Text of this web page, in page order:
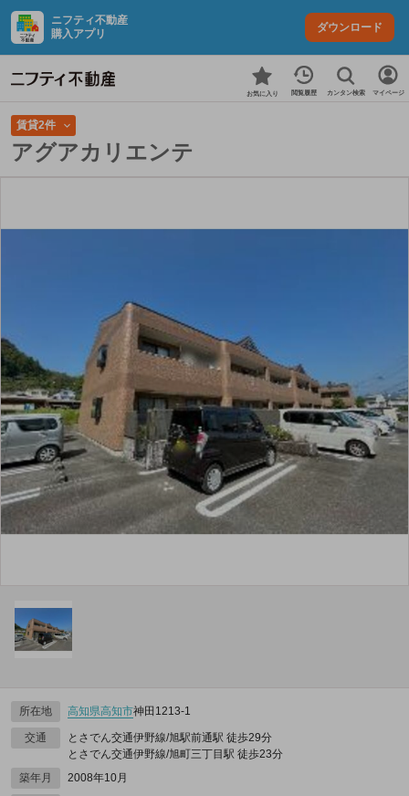
ニフティ不動産
購入アプリ
ダウンロード
お気に入り 閲覧履歴 カンタン検索 マイページ
賃貸2件
アグアカリエンテ
所在地 高知県高知市神田1213‐1
交通
とさでん交通伊野線/旭駅前通駅 徒歩29分
とさでん交通伊野線/旭町三丁目駅 徒歩23分
築年月
2008年10月